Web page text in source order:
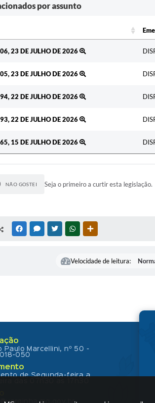
por assunto
23 DE JULHO DE 2026
23 DE JULHO DE 2026
22 DE JULHO DE 2026
22 DE JULHO DE 2026
15 DE JULHO DE 2026
NÃO GOSTEI Seja o primeiro a curtir esta legislação.
FACEBOOKMESSENGER
TWITTERWHATSAPP
Velocidade de leitura:
Paulo Marcellini, nº 50 -
050
de Segunda-feira a